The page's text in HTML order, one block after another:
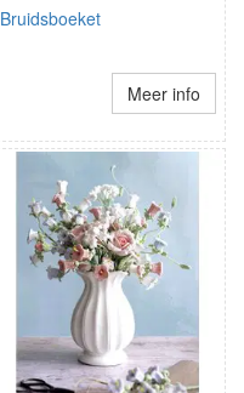
Bruidsboeket
Meer info